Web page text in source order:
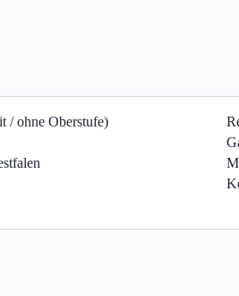
/ ohne Oberstufe)